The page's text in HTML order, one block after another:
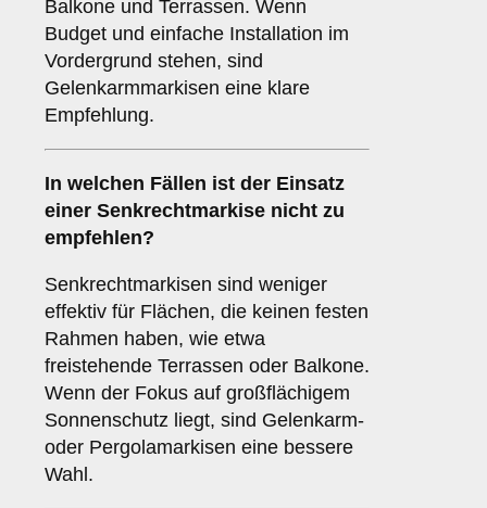
Balkone und Terrassen. Wenn
Budget und einfache Installation im
Vordergrund stehen, sind
Gelenkarmmarkisen eine klare
Empfehlung.
In welchen Fällen ist der Einsatz
einer Senkrechtmarkise nicht zu
empfehlen?
Senkrechtmarkisen sind weniger
effektiv für Flächen, die keinen festen
Rahmen haben, wie etwa
freistehende Terrassen oder Balkone.
Wenn der Fokus auf großflächigem
Sonnenschutz liegt, sind Gelenkarm-
oder Pergolamarkisen eine bessere
Wahl.